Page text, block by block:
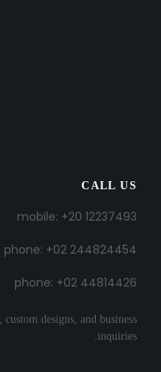
CALL US
mobile: +20 12237493
phone: +02 244824454
phone: +02 44814426
designs, and business
inquiries.